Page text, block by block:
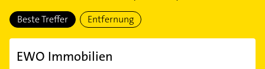
Beste Treffer Entfernung
EWO Immobilien